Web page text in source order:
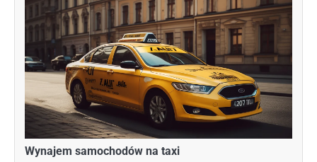
Wynajem samochodów na taxi